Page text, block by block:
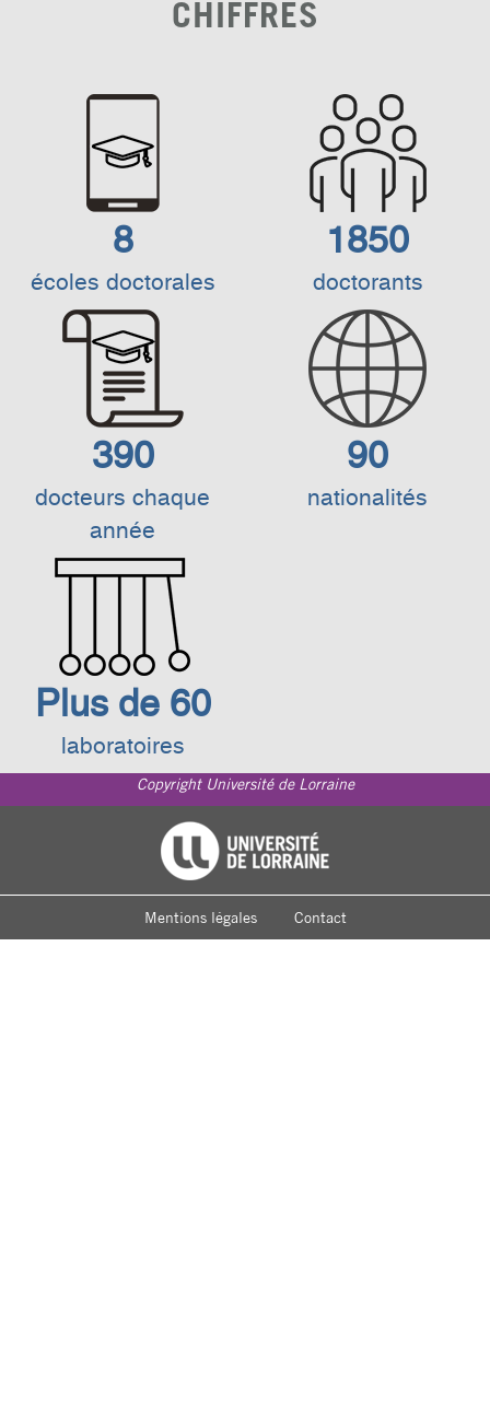
CHIFFRES
8
écoles doctorales
1850
doctorants
390
docteurs chaque
année
90
nationalités
Plus de 60
laboratoires
Copyright Université de Lorraine
Université de Lorraine
Mentions légales Contact